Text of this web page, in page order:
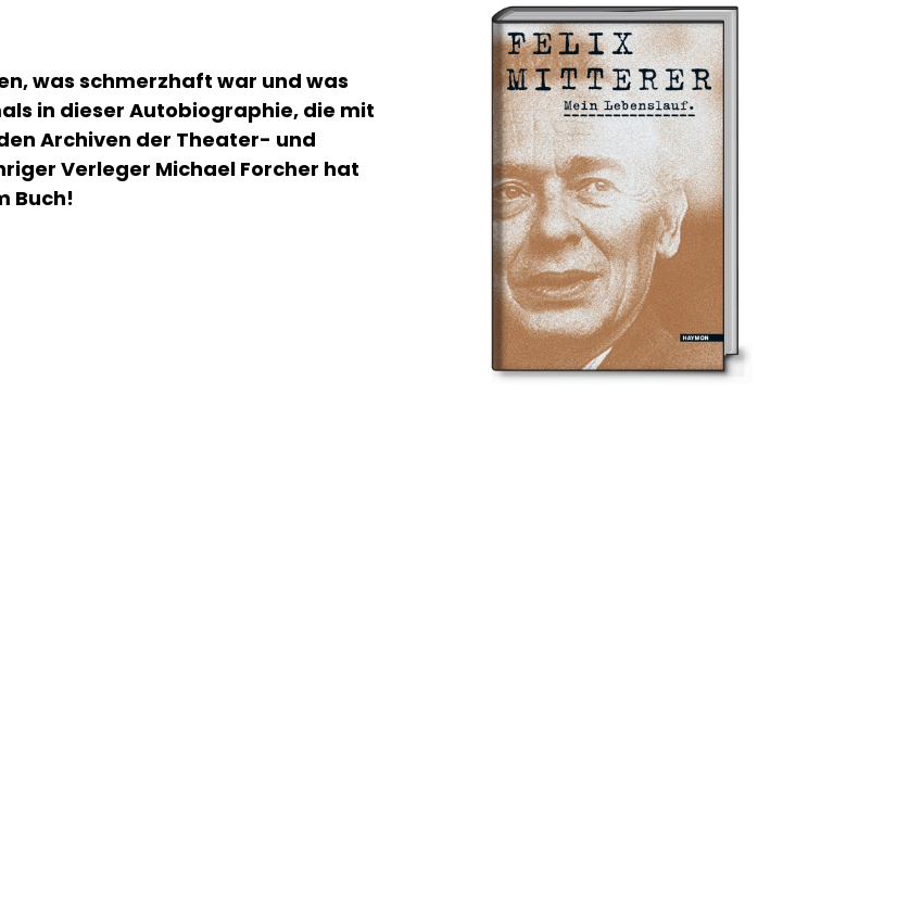
was schmerzhaft war und was
in dieser Autobiographie, die mit
Archiven der Theater- und
Verleger Michael Forcher hat
Buch!